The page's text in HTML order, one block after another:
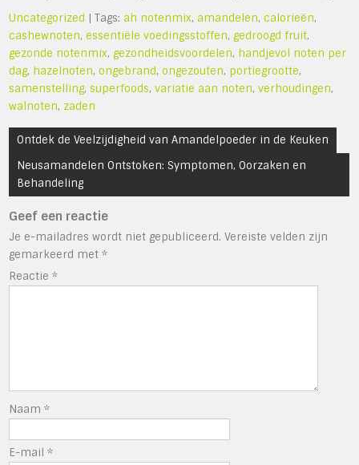
Uncategorized | Tags: ah notenmix, amandelen,calorieën,
cashewnoten,essentiële voedingsstoffen,gedroogd fruit,
gezonde notenmix,gezondheidsvoordelen, handjevol noten per
dag, hazelnoten,ongebrand,ongezouten, portiegrootte,
samenstelling,superfoods,variatie aan noten,verhoudingen,
walnoten, zaden
Bericht
navigatie
Ontdek de Veelzijdigheid van Amandelpoeder in de Keuken
Neusamandelen Ontstoken: Symptomen, Oorzaken en
Behandeling
Geef een reactie
Je e-mailadres wordt niet gepubliceerd. Vereiste velden zijn
gemarkeerd met*
Reactie*
Naam*
E-mail*